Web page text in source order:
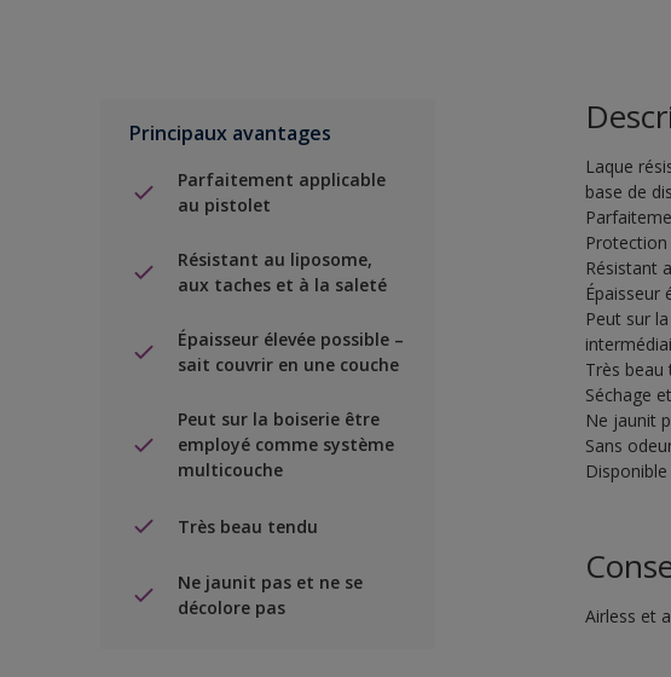
Principaux avantages
Parfaitement applicable
au pistolet
Résistant au liposome,
aux taches et à la saleté
Épaisseur élevée possible –
sait couvrir en une couche
Peut sur la boiserie être
employé comme système
multicouche
Très beau tendu
Ne jaunit pas et ne se
décolore pas
Laque
base de
Résistant
Épaisseur
Peut sur
Très beau
Séchage
Ne jaunit
Sans
Airless et